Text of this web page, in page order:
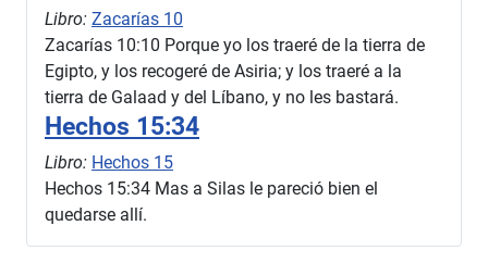
Libro: Zacarías 10
Zacarías 10:10 Porque yo los traeré de la tierra de
Egipto, y los recogeré de Asiria; y los traeré a la
tierra de Galaad y del Líbano, y no les bastará.
Hechos 15:34
Libro: Hechos 15
Hechos 15:34 Mas a Silas le pareció bien el
quedarse allí.